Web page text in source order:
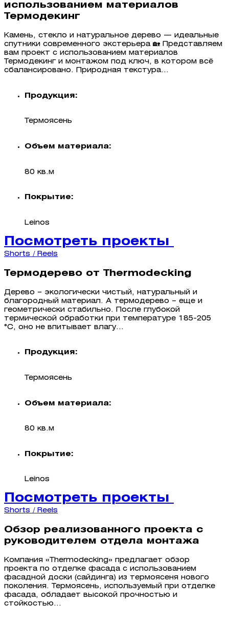
использованием материалов
Термодекинг
Камень, стекло и натуральное дерево — идеальные
спутники современного экстерьера 🏡 Представляем
вам проект с использованием материалов
Термодекинг и монтажом под ключ, в котором всё
сбалансировано. Природная текстура...
Продукция:
Термоясень
Объем материала:
80 кв.м
Покрытие:
Leinos
Посмотреть проекты
Shorts / Reels
Термодерево от Thermodecking
Дерево – экологически чистый, натуральный и
благородный материал. А термодерево – еще и
геометрически стабильно. После глубокой
термической обработки при температуре 185-205
°C, оно не впитывает влагу...
Продукция:
Термоясень
Объем материала:
80 кв.м
Покрытие:
Leinos
Посмотреть проекты
Shorts / Reels
Обзор реализованного проекта с
руководителем отдела монтажа
Компания «Thermodecking» предлагает обзор
проекта по отделке фасада с использованием
фасадной доски (сайдинга) из термоясеня нового
поколения. Термоясень, используемый при отделке
фасада, обладает высокой прочностью и
стойкостью...